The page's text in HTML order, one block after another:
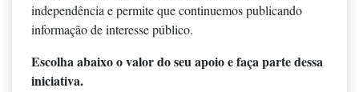
independência e permite que continuemos publicando
informação de interesse público.
Escolha abaixo o valor do seu apoio e faça parte dessa
iniciativa.